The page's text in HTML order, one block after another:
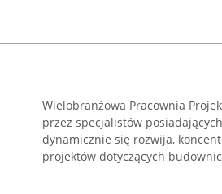
Wielobranżowa Pracownia
przez specjalistów
dynamicznie się rozwija,
projektów dotyczących